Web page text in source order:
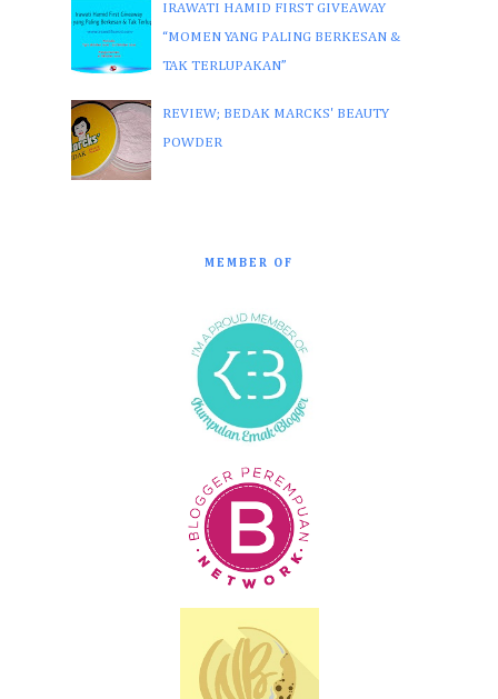
IRAWATI HAMID FIRST GIVEAWAY
“MOMEN YANG PALING BERKESAN &
TAK TERLUPAKAN”
REVIEW; BEDAK MARCKS' BEAUTY
POWDER
MEMBER OF